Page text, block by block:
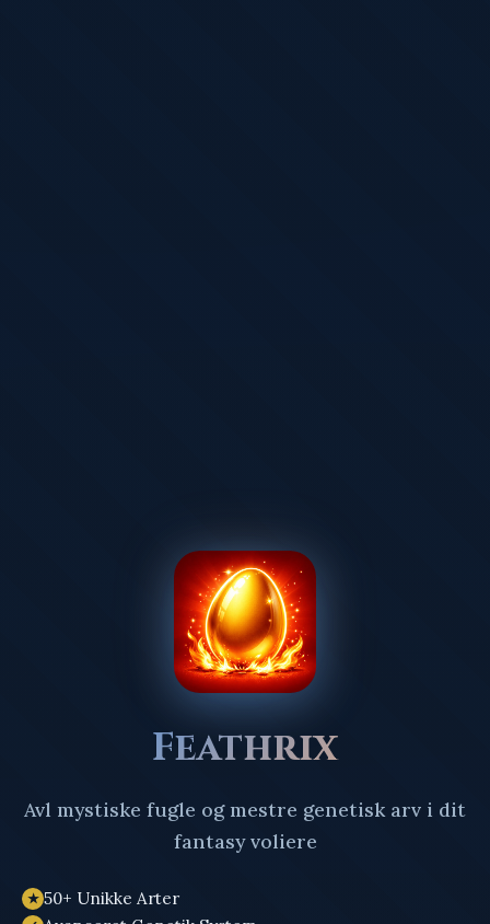
Feathrix
Avl mystiske fugle og mestre genetisk arv i dit
fantasy voliere
★ 50+ Unikke Arter